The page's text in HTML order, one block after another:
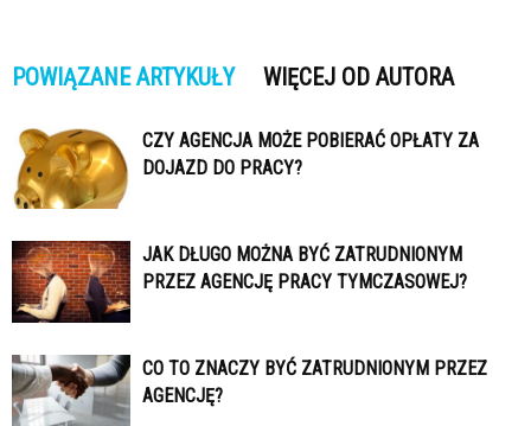
POWIĄZANE ARTYKUŁY WIĘCEJ OD AUTORA
CZY AGENCJA MOŻE POBIERAĆ OPŁATY ZA
DOJAZD DO PRACY?
JAK DŁUGO MOŻNA BYĆ ZATRUDNIONYM
PRZEZ AGENCJĘ PRACY TYMCZASOWEJ?
CO TO ZNACZY BYĆ ZATRUDNIONYM PRZEZ
AGENCJĘ?